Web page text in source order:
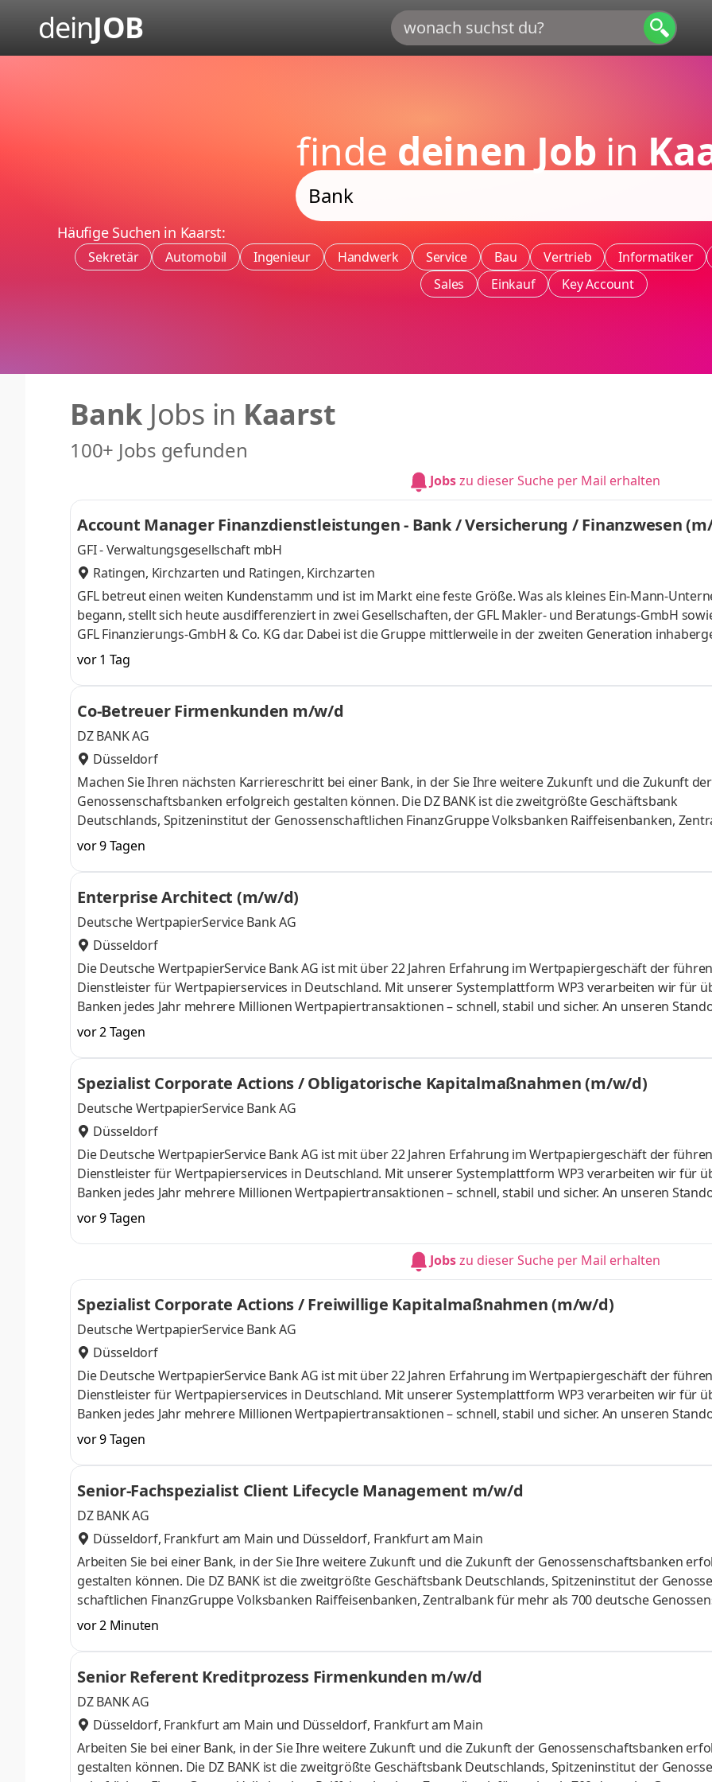
deinJOB
findedeinen Job in
Häufige Suchen in Kaarst:
Sekretär Automobil Ingenieur Handwerk Service Bau Vertrieb Informatiker
Sales
Einkauf Key Account
Bank Jobs in Kaarst
100+ Jobs gefunden
Jobszu dieser Suche per Mail erhalten
Account Manager Finanzdienstleistungen - Bank / Versicherung / Finanzwesen
GFI - Verwaltungsgesellschaft mbH
Ratingen, Kirchzarten und Ratingen, Kirchzarten
GFL betreut einen weiten Kundenstamm und ist im Markt eine feste Größe. Was als kleines Ein-Mann-
begann, stellt sich heute ausdifferenziert in zwei Gesellschaften, der GFL Makler- und Beratungs-GmbH
GFL Finanzierungs-GmbH & Co. KG dar. Dabei ist die Gruppe mittlerweile in der zweiten Generation
Unser Unternehmen befindet sich in einem kontinuierlichen Wachstum. Dadurch wird das Team stets um
Experten ergänzt, die ihr Spezialwissen rund um das Beschaffen zusätzlicher Liquidität einbringen. So waren
nur GFL-Inhaber Marcus Sarafin sondern auch mehrere Mitarbeiter viele Jahre in der
tätig und haben bis heute enge Kontakt
vor 1 Tag
Co-Betreuer Firmenkunden m/w/d
DZ BANK AG
Düsseldorf
Machen Sie Ihren nächsten Karriereschritt bei einer Bank, in der Sie Ihre weitere Zukunft und die Zukunft der
Genossen­schafts­banken erfolgreich gestalten können. Die DZ BANK ist die zweitgrößte Geschäfts­bank
Deutschlands, Spitzeninstitut der Genossen­schaftlichen FinanzGruppe Volksbanken Raiffeisenbanken,
für mehr als 700 deutsche Genossen­schafts­banken und hat die Holding­funktion für die Unternehmen der DZ
Gruppe. Wir sind ein leistungs­fähiger Arbeit­geber, der Ihnen neue spannende Heraus­forderungen bietet. Der
Eigeninitiative und Offenheit wertschätzt. Der neue Perspektiven öffnet und Unabhängig­keit fördert. Der
zielstrebiges Handeln mit nachhaltigen Lösungen verbi
vor 9 Tagen
Enterprise Architect (m/w/d)
Deutsche WertpapierService Bank AG
Düsseldorf
Die Deutsche WertpapierService Bank AG ist mit über 22 Jahren Erfahrung im Wertpapiergeschäft der
Dienstleister für Wertpapierservices in Deutschland. Mit unserer Systemplattform WP3 verarbeiten wir für
Banken jedes Jahr mehrere Millionen Wertpapiertransaktionen – schnell, stabil und sicher. An unseren
Frankfurt, Düsseldorf und München arbeiten über 1.200 Mitarbeitende tagtäglich daran, dass unsere
Kundeninstitute am Finanzplatz Deutschland erfolgreicher sind. Unser Anspruch: Erste Wahl für
zu sein. Lass uns diese spannende Herausforderung gemeinsam angehen! Aufgaben Im Enterprise
Management verantworten wir an den Standorten
vor 2 Tagen
Spezialist Corporate Actions / Obligatorische Kapitalmaßnahmen (m/w/d)
Deutsche WertpapierService Bank AG
Düsseldorf
Die Deutsche WertpapierService Bank AG ist mit über 22 Jahren Erfahrung im Wertpapiergeschäft der
Dienstleister für Wertpapierservices in Deutschland. Mit unserer Systemplattform WP3 verarbeiten wir für
Banken jedes Jahr mehrere Millionen Wertpapiertransaktionen – schnell, stabil und sicher. An unseren
Frankfurt, Düsseldorf und München arbeiten über 1.200 Mitarbeitende tagtäglich daran, dass unsere
Kundeninstitute am Finanzplatz Deutschland erfolgreicher sind. Unser Anspruch: Erste Wahl für
zu sein. Lassen Sie uns diese spannende Herausforderung gemeinsam angehen! Aufgaben In unserem 32-
vor 9 Tagen
Jobszu dieser Suche per Mail erhalten
Spezialist Corporate Actions / Freiwillige Kapitalmaßnahmen (m/w/d)
Deutsche WertpapierService Bank AG
Düsseldorf
Die Deutsche WertpapierService Bank AG ist mit über 22 Jahren Erfahrung im Wertpapiergeschäft der
Dienstleister für Wertpapierservices in Deutschland. Mit unserer Systemplattform WP3 verarbeiten wir für
Banken jedes Jahr mehrere Millionen Wertpapiertransaktionen – schnell, stabil und sicher. An unseren
Frankfurt, Düsseldorf und München arbeiten über 1.200 Mitarbeitende tagtäglich daran, dass unsere
Kundeninstitute am Finanzplatz Deutschland erfolgreicher sind. Unser Anspruch: Erste Wahl für
zu sein. Lassen Sie uns diese spannende Herausforderung gemeinsam angehen! Aufgaben In unserem 27-
Team für freiwillige Kapitalmaßnahmen dreht
vor 9 Tagen
Senior-Fachspezialist Client Lifecycle Management m/w/d
DZ BANK AG
Düsseldorf, Frankfurt am Main und Düsseldorf, Frankfurt am Main
Arbeiten Sie bei einer Bank, in der Sie Ihre weitere Zukunft und die Zukunft der Genossen­schafts­banken
gestalten können. Die DZ BANK ist die zweitgrößte Geschäftsbank Deutschlands, Spitzeninstitut der
schaftlichen FinanzGruppe Volksbanken Raiffeisenbanken, Zentralbank für mehr als 700 deutsche
banken und hat die Holding­funktion für die Unternehmen der DZ BANK Gruppe. Wir sind ein verlässlicher und
Leistungs­bereit­schaft fordert und Eigen­verantwortung fördert. Der kundenorientiertes Handeln mit
Lösungen vereint. Und der beso
vor 2 Minuten
Senior Referent Kreditprozess Firmenkunden m/w/d
DZ BANK AG
Düsseldorf, Frankfurt am Main und Düsseldorf, Frankfurt am Main
Arbeiten Sie bei einer Bank, in der Sie Ihre weitere Zukunft und die Zukunft der Genossen­schafts­banken
gestalten können. Die DZ BANK ist die zweitgrößte Geschäftsbank Deutschlands, Spitzeninstitut der